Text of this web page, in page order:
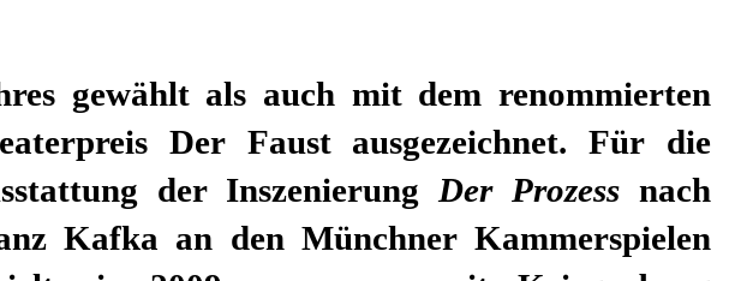
gewählt als auch mit dem renommierten
Der Faust ausgezeichnet. Für die
der Inszenierung Der Prozess nach
Kafka an den Münchner Kammerspielen